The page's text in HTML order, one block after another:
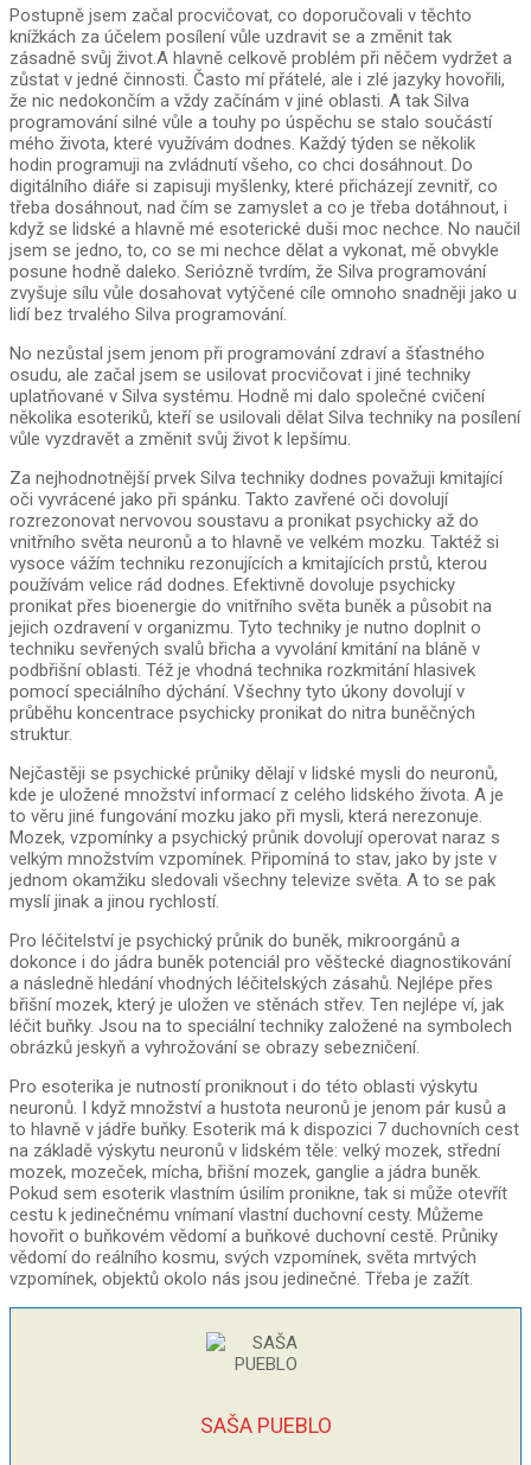
Postupně jsem začal procvičovat, co doporučovali v těchto
knížkách za účelem posílení vůle uzdravit se a změnit tak
zásadně svůj život.A hlavně celkově problém při něčem vydržet a
zůstat v jedné činnosti. Často mí přátelé, ale i zlé jazyky hovořili,
že nic nedokončím a vždy začínám v jiné oblasti. A tak Silva
programování silné vůle a touhy po úspěchu se stalo součástí
mého života, které využívám dodnes. Každý týden se několik
hodin programuji na zvládnutí všeho, co chci dosáhnout. Do
digitálního diáře si zapisuji myšlenky, které přicházejí zevnitř, co
třeba dosáhnout, nad čím se zamyslet a co je třeba dotáhnout, i
když se lidské a hlavně mé esoterické duši moc nechce. No naučil
jsem se jedno, to, co se mi nechce dělat a vykonat, mě obvykle
posune hodně daleko. Seriózně tvrdím, že Silva programování
zvyšuje sílu vůle dosahovat vytýčené cíle omnoho snadněji jako u
lidí bez trvalého Silva programování.
No nezůstal jsem jenom při programování zdraví a šťastného
osudu, ale začal jsem se usilovat procvičovat i jiné techniky
uplatňované v Silva systému. Hodně mi dalo společné cvičení
několika esoteriků, kteří se usilovali dělat Silva techniky na posílení
vůle vyzdravět a změnit svůj život k lepšímu.
Za nejhodnotnější prvek Silva techniky dodnes považuji kmitající
oči vyvrácené jako při spánku. Takto zavřené oči dovolují
rozrezonovat nervovou soustavu a pronikat psychicky až do
vnitřního světa neuronů a to hlavně ve velkém mozku. Taktéž si
vysoce vážím techniku rezonujících a kmitajících prstů, kterou
používám velice rád dodnes. Efektivně dovoluje psychicky
pronikat přes bioenergie do vnitřního světa buněk a působit na
jejich ozdravení v organizmu. Tyto techniky je nutno doplnit o
techniku sevřených svalů břicha a vyvolání kmitání na bláně v
podbřišní oblasti. Též je vhodná technika rozkmitání hlasivek
pomocí speciálního dýchání. Všechny tyto úkony dovolují v
průběhu koncentrace psychicky pronikat do nitra buněčných
struktur.
Nejčastěji se psychické průniky dělají v lidské mysli do neuronů,
kde je uložené množství informací z celého lidského života. A je
to věru jiné fungování mozku jako při mysli, která nerezonuje.
Mozek, vzpomínky a psychický průnik dovolují operovat naraz s
velkým množstvím vzpomínek. Připomíná to stav, jako by jste v
jednom okamžiku sledovali všechny televize světa. A to se pak
myslí jinak a jinou rychlostí.
Pro léčitelství je psychický průnik do buněk, mikroorgánů a
dokonce i do jádra buněk potenciál pro věštecké diagnostikování
a následně hledání vhodných léčitelských zásahů. Nejlépe přes
břišní mozek, který je uložen ve stěnách střev. Ten nejlépe ví, jak
léčit buňky. Jsou na to speciální techniky založené na symbolech
obrázků jeskyň a vyhrožování se obrazy sebezničení.
Pro esoterika je nutností proniknout i do této oblasti výskytu
neuronů. I když množství a hustota neuronů je jenom pár kusů a
to hlavně v jádře buňky. Esoterik má k dispozici 7 duchovních cest
na základě výskytu neuronů v lidském těle: velký mozek, střední
mozek, mozeček, mícha, břišní mozek, ganglie a jádra buněk.
Pokud sem esoterik vlastním úsilím pronikne, tak si může otevřít
cestu k jedinečnému vnímaní vlastní duchovní cesty. Můžeme
hovořit o buňkovém vědomí a buňkové duchovní cestě. Průniky
vědomí do reálního kosmu, svých vzpomínek, světa mrtvých
vzpomínek, objektů okolo nás jsou jedinečné. Třeba je zažít.
SAŠA PUEBLO